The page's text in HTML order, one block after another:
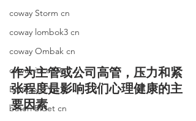
coway Storm cn
coway lombok3 cn
coway Ombak cn
coway inception cn
Bamboo Plus cn
bateri Bidet cn
作为主管或公司高管，压力和紧
张程度是影响我们心理健康的主
要因素